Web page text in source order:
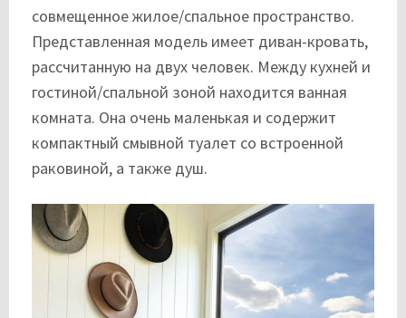
совмещенное жилое/спальное пространство.
Представленная модель имеет диван-кровать,
рассчитанную на двух человек. Между кухней и
гостиной/спальной зоной находится ванная
комната. Она очень маленькая и содержит
компактный смывной туалет со встроенной
раковиной, а также душ.